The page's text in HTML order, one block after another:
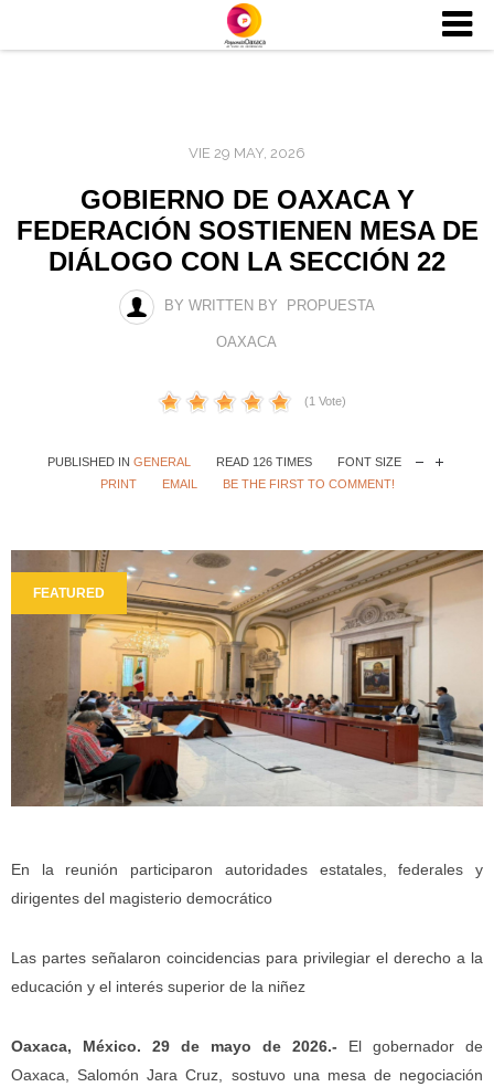
VIE 29 MAY, 2026
GOBIERNO DE OAXACA Y
FEDERACIÓN SOSTIENEN MESA DE
DIÁLOGO CON LA SECCIÓN 22
BY WRITTEN BY PROPUESTA
OAXACA
(1 Vote)
PUBLISHED IN GENERAL READ 126 TIMES
FONT SIZE
PRINT
EMAIL BE THE FIRST TO COMMENT!
FEATURED
En la reunión participaron autoridades estatales, federales y
dirigentes del magisterio democrático
Las partes señalaron coincidencias para privilegiar el derecho a la
educación y el interés superior de la niñez
Oaxaca, México. 29 de mayo de 2026.- El gobernador de
Oaxaca, Salomón Jara Cruz, sostuvo una mesa de negociación